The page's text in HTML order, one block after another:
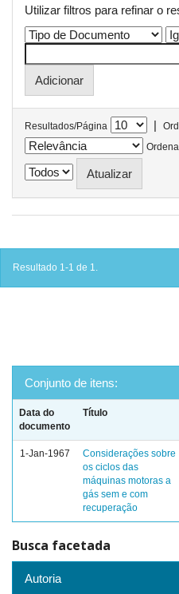
Utilizar filtros para refinar o
Resultados/Página |
Resultado 1-1 de 1.
Conjunto de itens:
Data do
documento
Título
1-Jan-1967
Considerações sobre
os ciclos das
máquinas motoras a
gás sem e com
recuperação
Busca facetada
Autoria